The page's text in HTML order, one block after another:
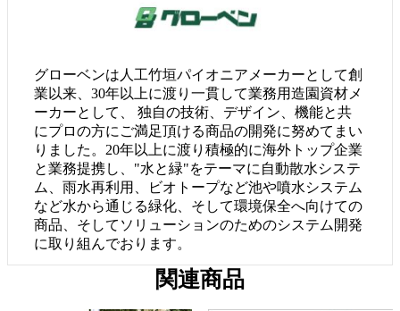
グローベンは人工竹垣パイオニアメーカーとして創
業以来、30年以上に渡り一貫して業務用造園資材メ
ーカーとして、 独自の技術、デザイン、機能と共
にプロの方にご満足頂ける商品の開発に努めてまい
りました。20年以上に渡り積極的に海外トップ企業
と業務提携し、"水と緑"をテーマに自動散水システ
ム、雨水再利用、ビオトープなど池や噴水システム
など水から通じる緑化、そして環境保全へ向けての
商品、そしてソリューションのためのシステム開発
に取り組んでおります。
関連商品